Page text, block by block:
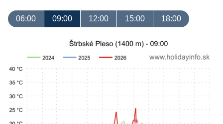
06:00 09:00 12:00 15:00 18:00